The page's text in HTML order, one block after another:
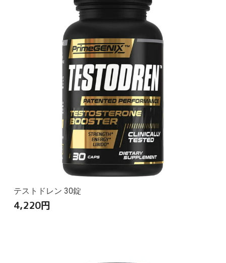
テストドレン 30錠
4,220円